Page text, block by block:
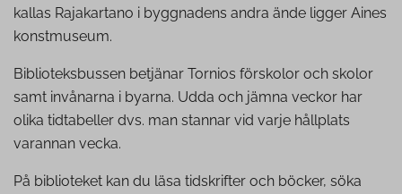
kallas Rajakartano i byggnadens andra ände ligger Aines
konstmuseum.
Biblioteksbussen betjänar Tornios förskolor och skolor
samt invånarna i byarna. Udda och jämna veckor har
olika tidtabeller dvs. man stannar vid varje hållplats
varannan vecka.
På biblioteket kan du läsa tidskrifter och böcker, söka